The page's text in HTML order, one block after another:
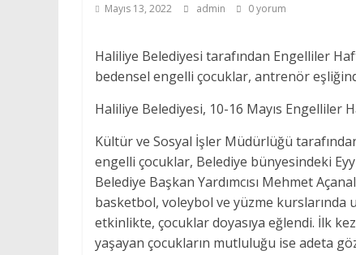
Mayıs 13, 2022 admin 0 yorum
Haliliye Belediyesi tarafından Engelliler
bedensel engelli çocuklar, antrenör
Haliliye Belediyesi, 10-16 Mayıs Engelliler
Kültür ve Sosyal İşler Müdürlüğü
engelli çocuklar, Belediye bünyesindeki
Belediye Başkan Yardımcısı Mehmet
basketbol, voleybol ve yüzme kurslarında
etkinlikte, çocuklar doyasıya eğlendi. İlk
yaşayan çocukların mutluluğu ise adeta